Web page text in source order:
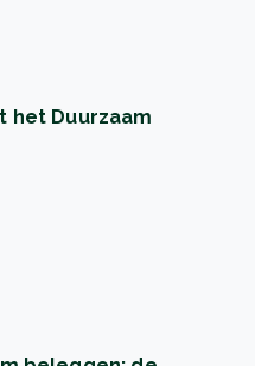
het Duurzaam